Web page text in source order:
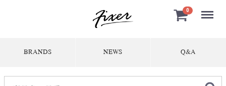
0 Menu
BRANDS NEWS Q&A